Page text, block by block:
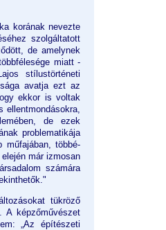
korának nevezte
szolgáltatott
de amelynek
miatt -
stílustörténeti
avatja ezt az
ekkor is voltak
ellentmondásokra,
de ezek
problematikája
többé-
már izmosan
számára
tükröző
A képzőművészet
„Az építészeti